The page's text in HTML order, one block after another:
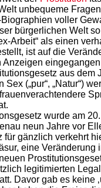
unbequeme
voller
bürgerlichen Welt
Arbeit“ als einen
ist auf die
Anzeigen
aus dem
Sex („pur“, „Natur“)
wurde am
neun Jahre vor
für gänzlich verkehrt
eine Veränderung
legitimierten
Davor gab es keine